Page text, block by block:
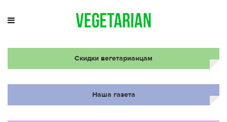
Скидки вегетарианцам
Наша газета